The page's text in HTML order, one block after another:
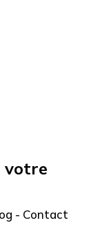
votre
- Contact